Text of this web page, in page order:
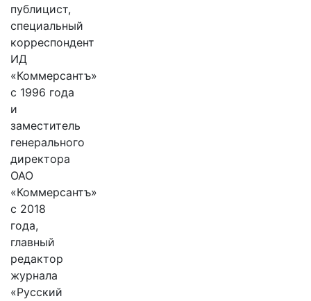
публицист,
специальный
корреспондент
ИД
«Коммерсантъ»
с 1996 года
и
заместитель
генерального
директора
ОАО
«Коммерсантъ»
с 2018
года,
главный
редактор
журнала
«Русский